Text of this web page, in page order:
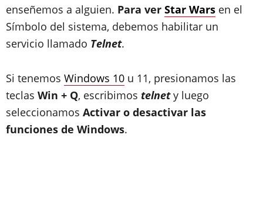
enseñemos a alguien. Para ver Star Wars en el
Símbolo del sistema, debemos habilitar un
servicio llamado Telnet.
Si tenemos Windows 10 u 11, presionamos las
teclas Win + Q, escribimos telnet y luego
seleccionamos Activar o desactivar las
funciones de Windows.